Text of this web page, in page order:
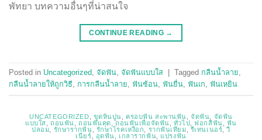
พัทยา บทความอื่นๆที่น่าสนใจ
CONTINUE READING →
Posted in Uncategorized, จัดฟัน, จัดฟันแบบใส Tagged กลืนน้ำลาย,
กลืนน้ำลายให้ถูกวิธี, การกลืนน้ำลาย, ฟันซ้อน, ฟันยื่น, ฟันเก, ฟันเหยิน
UNCATEGORIZED ขูดหินปูน ครอบฟัน สะพานฟัน ,จัดฟัน
จัดฟัน
แบบใส
ถอนฟัน ถอนฟันคุด ,ถอนฟันเพื่อจัดฟัน ทั่วไป ,ฟอกสีฟัน
ฟัน
ปลอม
รักษารากฟัน รักษาโรคเหงือก รากฟันเทียม รีเทนเนอร์ ,วี
เนียร์
อุดฟัน เกลารากฟัน แปรงฟัน